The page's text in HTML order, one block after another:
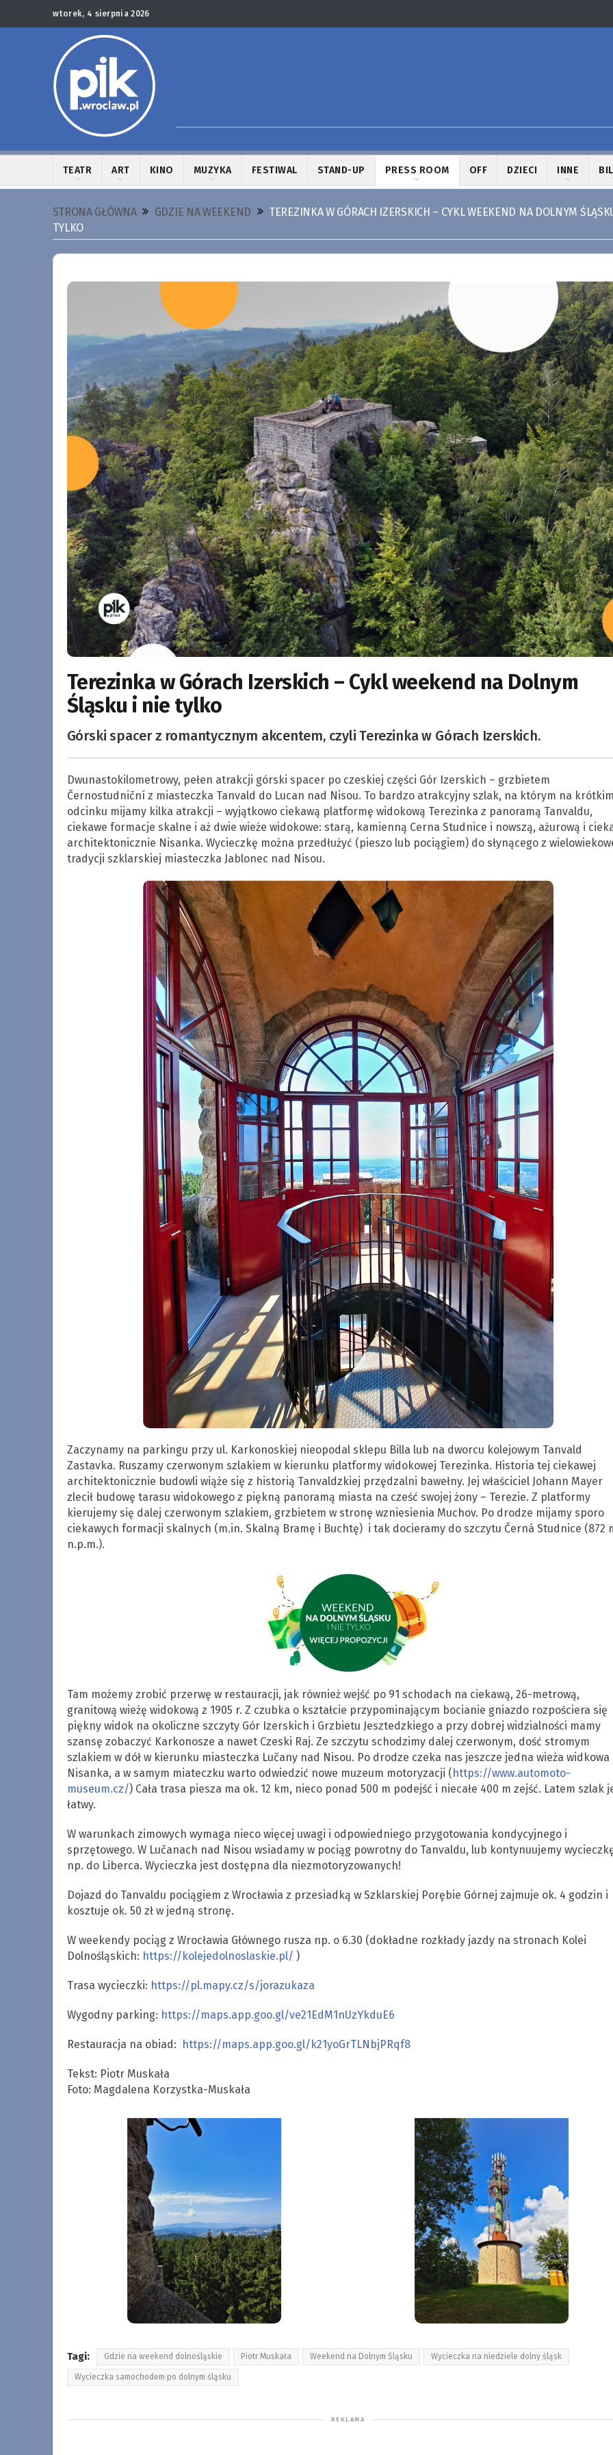
wtorek, 4 sierpnia 2026
TEATR ART KINO MUZYKA FESTIWAL STAND-UP PRESS ROOM OFF DZIECI INNE
STRONA GŁÓWNA GDZIE NA WEEKEND
TEREZINKA W GÓRACH IZERSKICH – CYKL WEEKEND NA DOLNYM
TYLKO
Terezinka w Górach Izerskich – Cykl weekend na Dolnym
Śląsku i nie tylko
Górski spacer z romantycznym akcentem, czyli Terezinka w Górach Izerskich.
Dwunastokilometrowy, pełen atrakcji górski spacer po czeskiej części Gór Izerskich – grzbietem
Černostudniční z miasteczka Tanvald do Lucan nad Nisou. To bardzo atrakcyjny szlak, na którym na krótkim
odcinku mijamy kilka atrakcji – wyjątkowo ciekawą platformę widokową Terezinka z panoramą Tanvaldu,
ciekawe formacje skalne i aż dwie wieże widokowe: starą, kamienną Cerna Studnice i nowszą, ażurową i
architektonicznie Nisanka. Wycieczkę można przedłużyć (pieszo lub pociągiem) do słynącego z
tradycji szklarskiej miasteczka Jablonec nad Nisou.
Zaczynamy na parkingu przy ul. Karkonoskiej nieopodal sklepu Billa lub na dworcu kolejowym Tanvald
Zastavka. Ruszamy czerwonym szlakiem w kierunku platformy widokowej Terezinka. Historia tej ciekawej
architektonicznie budowli wiąże się z historią Tanvaldzkiej przędzalni bawełny. Jej właściciel Johann Mayer
zlecił budowę tarasu widokowego z piękną panoramą miasta na cześć swojej żony – Terezie. Z platformy
kierujemy się dalej czerwonym szlakiem, grzbietem w stronę wzniesienia Muchov. Po drodze mijamy sporo
ciekawych formacji skalnych (m.in. Skalną Bramę i Buchtę) i tak docieramy do szczytu Černá Studnice (872
n.p.m.).
Tam możemy zrobić przerwę w restauracji, jak również wejść po 91 schodach na ciekawą, 26-metrową,
granitową wieżę widokową z 1905 r. Z czubka o kształcie przypominającym bocianie gniazdo rozpościera się
piękny widok na okoliczne szczyty Gór Izerskich i Grzbietu Jesztedzkiego a przy dobrej widzialności mamy
szansę zobaczyć Karkonosze a nawet Czeski Raj. Ze szczytu schodzimy dalej czerwonym, dość stromym
szlakiem w dół w kierunku miasteczka Lučany nad Nisou. Po drodze czeka nas jeszcze jedna wieża widkowa
Nisanka, a w samym miateczku warto odwiedzić nowe muzeum motoryzacji (https://www.automoto-
museum.cz/) Cała trasa piesza ma ok. 12 km, nieco ponad 500 m podejść i niecałe 400 m zejść. Latem szlak
łatwy.
W warunkach zimowych wymaga nieco więcej uwagi i odpowiedniego przygotowania kondycyjnego i
sprzętowego. W Lučanach nad Nisou wsiadamy w pociąg powrotny do Tanvaldu, lub kontynuujemy
np. do Liberca. Wycieczka jest dostępna dla niezmotoryzowanych!
Dojazd do Tanvaldu pociągiem z Wrocławia z przesiadką w Szklarskiej Porębie Górnej zajmuje ok. 4 godzin i
kosztuje ok. 50 zł w jedną stronę.
W weekendy pociąg z Wrocławia Głównego rusza np. o 6.30 (dokładne rozkłady jazdy na stronach Kolei
Dolnośląskich: https://kolejedolnoslaskie.pl/ )
Trasa wycieczki: https://pl.mapy.cz/s/jorazukaza
Wygodny parking: https://maps.app.goo.gl/ve21EdM1nUzYkduE6
Restauracja na obiad: https://maps.app.goo.gl/k21yoGrTLNbjPRqf8
Tekst: Piotr Muskała
Foto: Magdalena Korzystka-Muskała
Tagi: Gdzie na weekend dolnośląskie Piotr Muskała Weekend na Dolnym Śląsku Wycieczka na niedziele dolny śląsk
Wycieczka samochodem po dolnym śląsku